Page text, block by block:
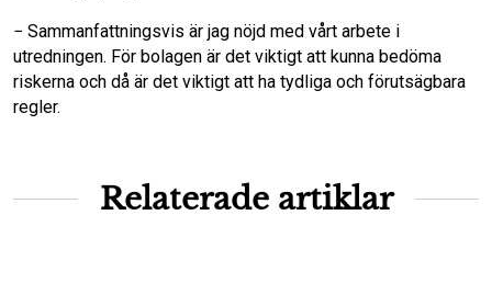
− Sammanfattningsvis är jag nöjd med vårt arbete i
utredningen. För bolagen är det viktigt att kunna bedöma
riskerna och då är det viktigt att ha tydliga och förutsägbara
regler.
Relaterade artiklar